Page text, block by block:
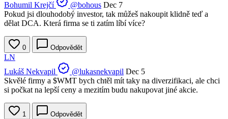
Bohumil Krejčí
@bohous Dec 7
Pokud jsi dlouhodobý investor, tak můžeš nakoupit klidně teď a
dělat DCA. Která firma se ti zatím líbí více?
0 Odpovědět
LN
Lukáš Nekvapil
@lukasnekvapil Dec 5
Skvělé firmy a $WMT bych chtěl mít taky na diverzifikaci, ale chci
si počkat na lepší ceny a mezitím budu nakupovat jiné akcie.
1 Odpovědět